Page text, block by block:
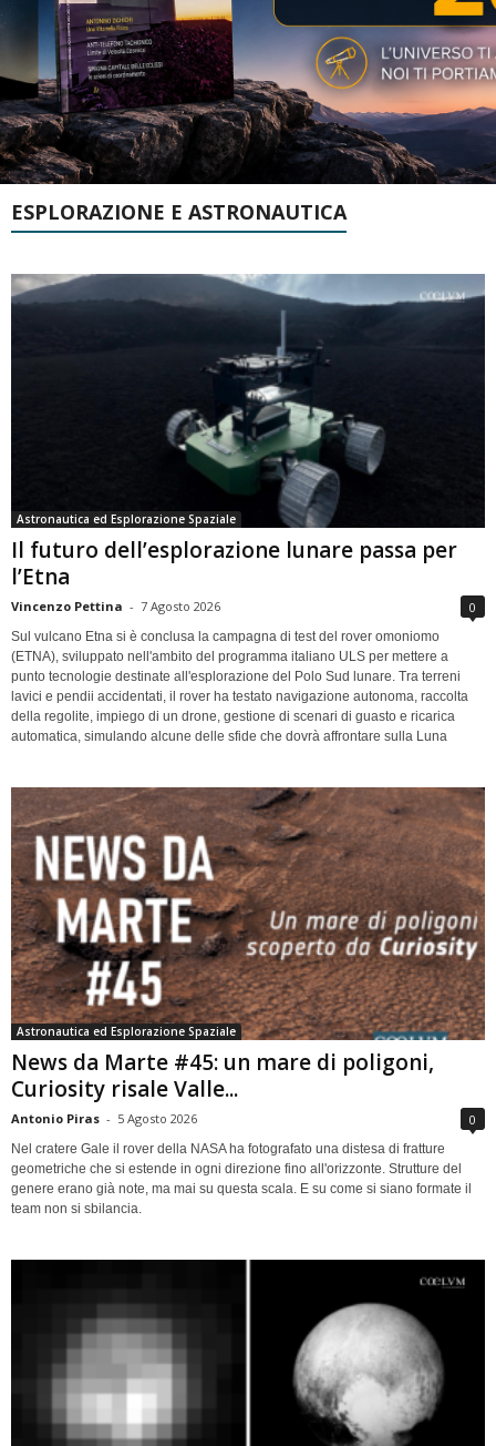
ESPLORAZIONE E ASTRONAUTICA
Astronautica ed Esplorazione Spaziale
Il futuro dell’esplorazione lunare passa per
l’Etna
Vincenzo Pettina - 7 Agosto 2026 0
Sul vulcano Etna si è conclusa la campagna di test del rover omoniomo
(ETNA), sviluppato nell'ambito del programma italiano ULS per mettere a
punto tecnologie destinate all'esplorazione del Polo Sud lunare. Tra terreni
lavici e pendii accidentati, il rover ha testato navigazione autonoma, raccolta
della regolite, impiego di un drone, gestione di scenari di guasto e ricarica
automatica, simulando alcune delle sfide che dovrà affrontare sulla Luna
Astronautica ed Esplorazione Spaziale
News da Marte #45: un mare di poligoni,
Curiosity risale Valle...
Antonio Piras - 5 Agosto 2026 0
Nel cratere Gale il rover della NASA ha fotografato una distesa di fratture
geometriche che si estende in ogni direzione fino all'orizzonte. Strutture del
genere erano già note, ma mai su questa scala. E su come si siano formate il
team non si sbilancia.